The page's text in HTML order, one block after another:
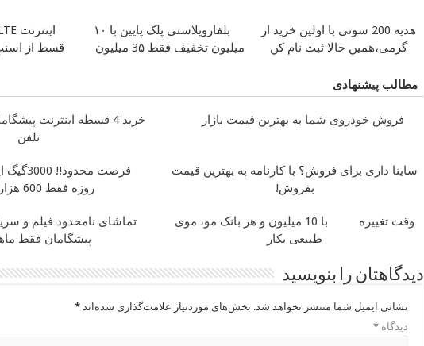
هدیه 200 سوتی با اولین خرید از
گرمی،همین حالا ثبت نام کن
بلفاروپلاستی پلک پایین با ۱۰
میلیون تخفیف فقط 3۵ میلیون
قسط از
مطالب پیشنهادی
فروش خودروی شما به بهترین قیمت بازار خرید 4 قسطه اینترنت پیشگامان
تلفن
ساینا داری برای فروش؟ با کارنامه به بهترین قیمت
بفروش!
روزه فقط 600 هزارتومان!!
وقت تغییره
با 10 میلیون و هر بانک مو، موی
طبیعی بکار
تماشای نامحدود فیلم و
پیشگامان فقط ماهی
دیدگاهتان را بنویسید
نشانی ایمیل شما منتشر نخواهد شد. بخش‌های موردنیاز علامت‌گذاری شده‌اند*
دیدگاه*